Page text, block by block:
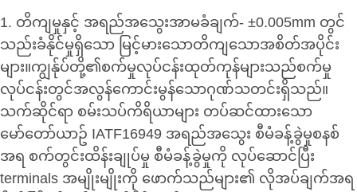
1. တိကျမှုနှင့် အရည်အသွေးအာမခံချက်- ±0.005mm တွင်
သည်းခံနိုင်မှုရှိသော မြင့်မားသောတိကျသောအစိတ်အပိုင်း
များ။ကျွန်ုပ်တို့၏စက်မှုလုပ်ငန်းထုတ်ကုန်များသည်စက်မှု
လုပ်ငန်းတွင်အလွန်ကောင်းမွန်သောဂုဏ်သတင်းရှိသည်။
သက်ဆိုင်ရာ စမ်းသပ်ကိရိယာများ တပ်ဆင်ထားသော
မော်တော်ယာဥ် IATF16949 အရည်အသွေး စီမံခန့်ခွဲမှုစနစ်
အရ စက်တွင်းထိန်းချုပ်မှု စီမံခန့်ခွဲမှုကို လုပ်ဆောင်ပြီး
terminals အမျိုးမျိုးကို ဖောက်သည်များ၏ လိုအပ်ချက်အရ